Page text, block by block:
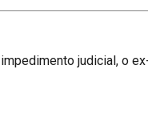
judicial, o